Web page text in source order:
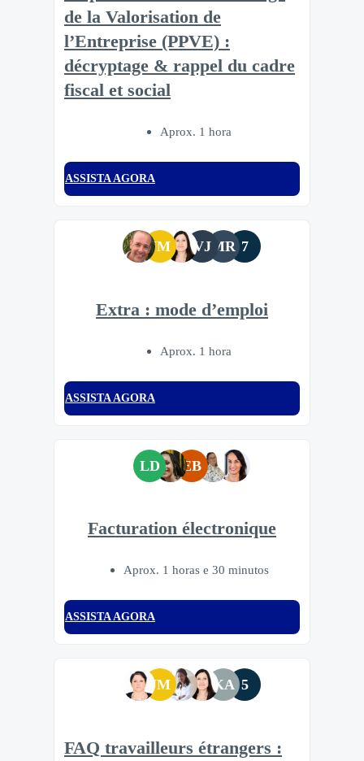
de la Valorisation de
l’Entreprise (PPVE) :
décryptage & rappel du cadre
fiscal et social
Aprox. 1 hora
ASSISTA AGORA
JM VJ MR 7
Extra : mode d’emploi
Aprox. 1 hora
ASSISTA AGORA
LD EB
Facturation électronique
Aprox. 1 horas e 30 minutos
ASSISTA AGORA
JM KA 5
FAQ travailleurs étrangers :